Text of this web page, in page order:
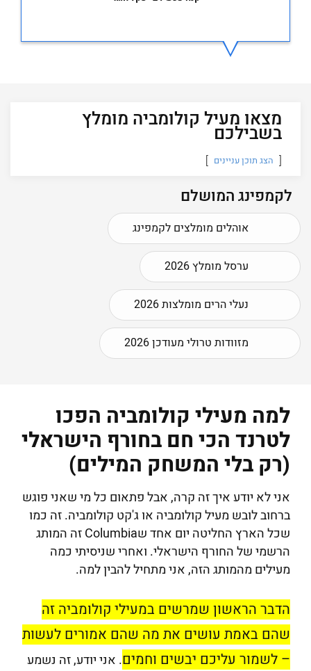
מצאו מעיל קולומביה מומלץ
בשבילכם
הצג תוכן עניינים
לקמפינג המושלם
אוהלים מומלצים לקמפינג
ערסל מומלץ 2026
נעלי הרים מומלצות 2026
מזוודות טרולי מעודכן 2026
למה מעילי קולומביה הפכו
לטרנד הכי חם בחורף הישראלי
(רק בלי המשחק המילים)
אני לא יודע איך זה קרה, אבל פתאום כל מי שאני פוגש
ברחוב לובש מעיל קולומביה או ג'קט קולומביה. זה כמו
שכל הארץ החליטה יום אחד שColumbia זה המותג
הרשמי של החורף הישראלי. ואחרי שניסיתי כמה
מעילים מהמותג הזה, אני מתחיל להבין למה.
הדבר הראשון שמרשים במעילי קולומביה זה
שהם באמת עושים את מה שהם אמורים לעשות
– לשמור עליכם יבשים וחמים. אני יודע, זה נשמע